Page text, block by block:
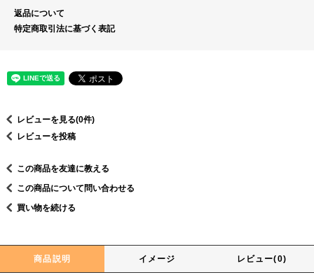
返品について
特定商取引法に基づく表記
レビューを見る(0件)
レビューを投稿
この商品を友達に教える
この商品について問い合わせる
買い物を続ける
商品説明 イメージ レビュー(0)